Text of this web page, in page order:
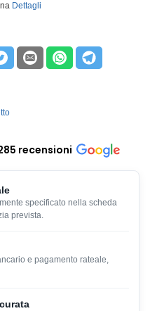
Dettagli
recensioni
specificato nella scheda
prevista.
e pagamento rateale,